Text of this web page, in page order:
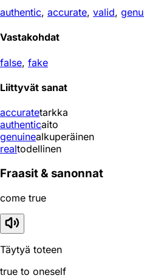
authentic, accurate, valid,
Vastakohdat
false, fake
Liittyvät sanat
accuratetarkka
authenticaito
genuinealkuperäinen
realtodellinen
Fraasit & sanonnat
come true
Täytyä toteen
true to oneself